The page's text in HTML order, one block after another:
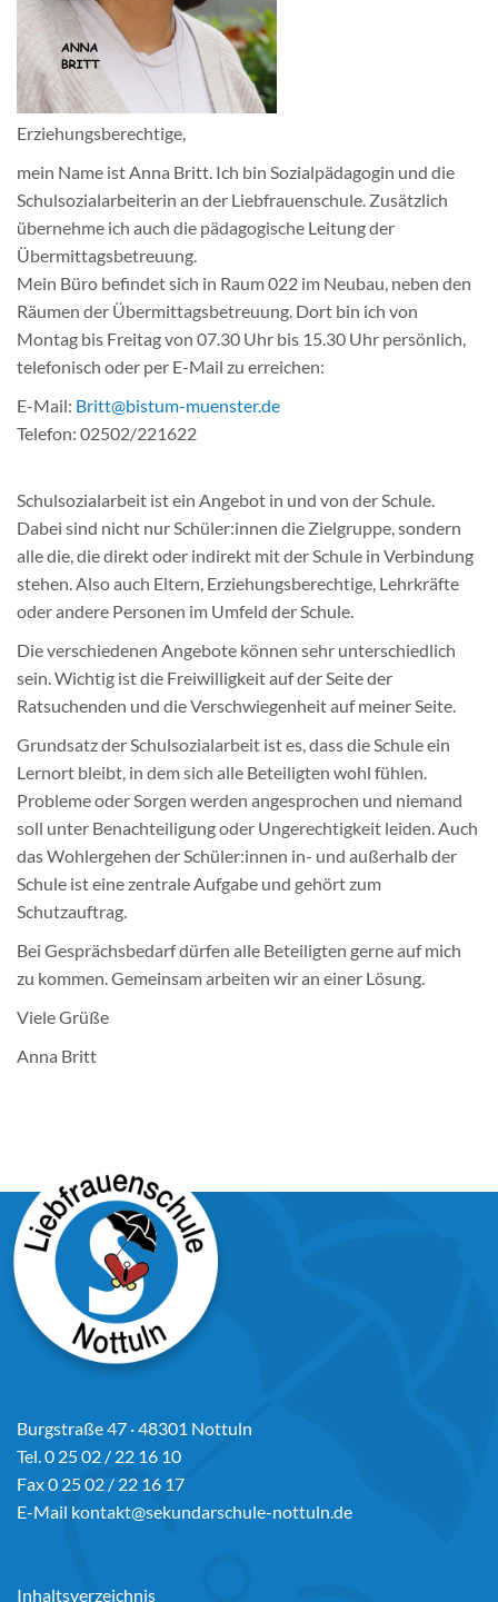
Erziehungsberechtige,
mein Name ist Anna Britt. Ich bin Sozialpädagogin und die
Schulsozialarbeiterin an der Liebfrauenschule. Zusätzlich
übernehme ich auch die pädagogische Leitung der
Übermittagsbetreuung.
Mein Büro befindet sich in Raum 022 im Neubau, neben den
Räumen der Übermittagsbetreuung. Dort bin ich von
Montag bis Freitag von 07.30 Uhr bis 15.30 Uhr persönlich,
telefonisch oder per E-Mail zu erreichen:
E-Mail: Britt@bistum-muenster.de
Telefon: 02502/221622
Schulsozialarbeit ist ein Angebot in und von der Schule.
Dabei sind nicht nur Schüler:innen die Zielgruppe, sondern
alle die, die direkt oder indirekt mit der Schule in Verbindung
stehen. Also auch Eltern, Erziehungsberechtige, Lehrkräfte
oder andere Personen im Umfeld der Schule.
Die verschiedenen Angebote können sehr unterschiedlich
sein. Wichtig ist die Freiwilligkeit auf der Seite der
Ratsuchenden und die Verschwiegenheit auf meiner Seite.
Grundsatz der Schulsozialarbeit ist es, dass die Schule ein
Lernort bleibt, in dem sich alle Beteiligten wohl fühlen.
Probleme oder Sorgen werden angesprochen und niemand
soll unter Benachteiligung oder Ungerechtigkeit leiden. Auch
das Wohlergehen der Schüler:innen in- und außerhalb der
Schule ist eine zentrale Aufgabe und gehört zum
Schutzauftrag.
Bei Gesprächsbedarf dürfen alle Beteiligten gerne auf mich
zu kommen. Gemeinsam arbeiten wir an einer Lösung.
Viele Grüße
Anna Britt
Burgstraße 47 · 48301 Nottuln
Tel. 0 25 02 / 22 16 10
Fax 0 25 02 / 22 16 17
E-Mail kontakt@sekundarschule-nottuln.de
Inhaltsverzeichnis